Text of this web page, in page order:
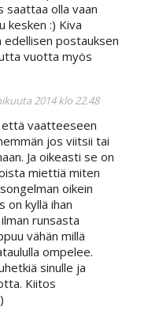
saattaa olla vaan
kesken :) Kiva
postauksen
vuotta myös
2014 klo 22.48
vaatteeseen
jos viitsii tai
Ja oikeasti se on
miettiä miten
oikein
on kyllä ihan
runsasta
vähän millä
ompelee.
sinulle ja
Kiitos